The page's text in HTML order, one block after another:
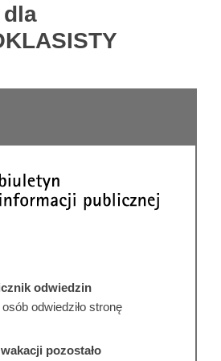
odwiedzin
odwiedziło stronę
pozostało